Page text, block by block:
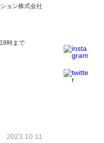
ョン株式会社
時まで
2023.10.11